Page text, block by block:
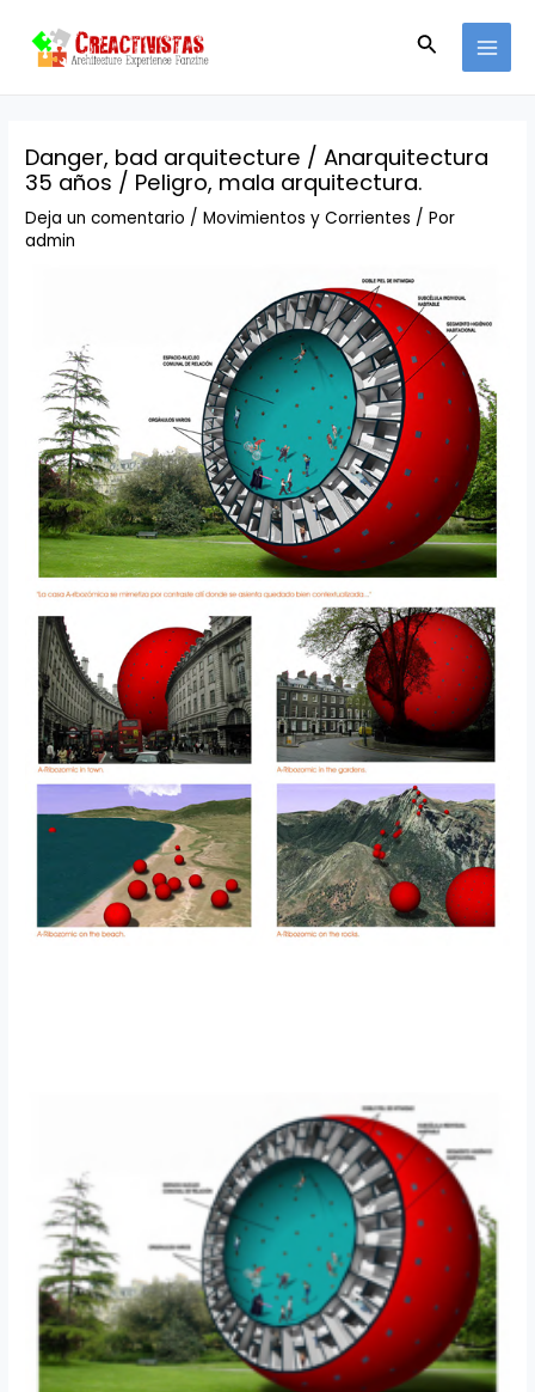
contenido
Buscar
Danger, bad arquitecture / Anarquitectura
35 años / Peligro, mala arquitectura.
Deja un comentario /Movimientos y Corrientes / Por
admin
de
entradas